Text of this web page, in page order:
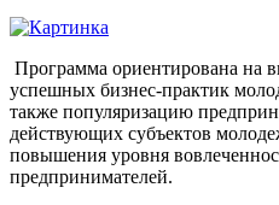
Программа ориентирована на
успешных бизнес-практик
также популяризацию
действующих субъектов
повышения уровня
предпринимателей.